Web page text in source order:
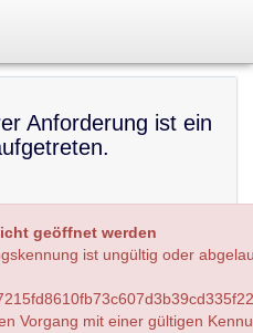
Anforderung ist ein
geöffnet werden
ist ungültig oder
Vorgang mit einer gültigen